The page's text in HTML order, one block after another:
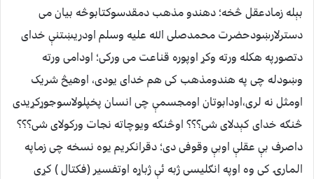
بېله زمادعقل څخه؛ دهندو مذهب دمقدسوکتابوڅه بیان می
دسترلارښودحضرت محمدصلی الله علیه وسلم اودریښتنې خدای
دتصورپه هکله ورته وکړ اوپوره قناعت می ورکی؛ اودامی ورته
وښودله چی په هندومذهب کی هم خدای یودی، اوهیڅ شریک
اومثل نه لری،اودابوتان اومجسمې چی انسان پخپلولاسوجوړکړیدی
څنګه خدای کېدلای شی؟؟؟ اوڅنګه ویوچاته نجات ورکولای شی؟؟؟
داصرف بې عقلې اوبې وقوفی دی؛ دقرانکریم یوه نسخه چی زماپه
المارۍ کی وه اوپه انګلیسی ژبه ئې ژباړه اوتفسیر (فکتال ) کړی